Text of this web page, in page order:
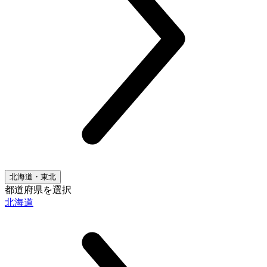
北海道・東北
都道府県を選択
北海道